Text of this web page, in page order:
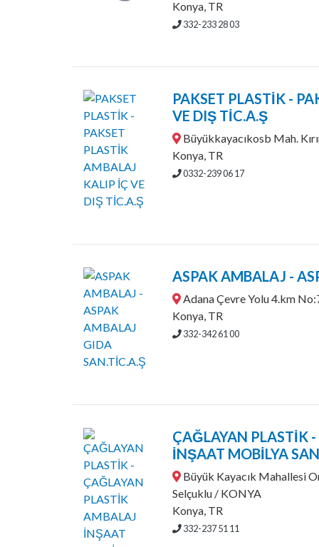
Konya, TR
332-233 28 03
PAKSET PLASTİK -
VE DIŞ TİC.A.Ş
Büyükkayacıkosb Mah.
Konya, TR
0332-239 06 17
ASPAK AMBALAJ -
Adana Çevre Yolu 4.km
Konya, TR
332-342 61 00
ÇAĞLAYAN PLASTİK
İNŞAAT MOBİLYA
Büyük Kayacık Mahallesi
Selçuklu / KONYA
Konya, TR
332-237 51 11